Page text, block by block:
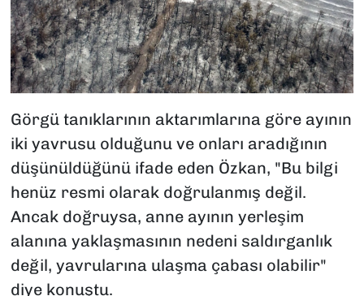
Görgü tanıklarının aktarımlarına göre ayının
iki yavrusu olduğunu ve onları aradığının
düşünüldüğünü ifade eden Özkan, "Bu bilgi
henüz resmi olarak doğrulanmış değil.
Ancak doğruysa, anne ayının yerleşim
alanına yaklaşmasının nedeni saldırganlık
değil, yavrularına ulaşma çabası olabilir"
diye konuştu.